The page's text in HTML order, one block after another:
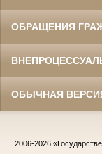
ОБРАЩЕНИЯ
ОБЫЧНАЯ
2006-2026